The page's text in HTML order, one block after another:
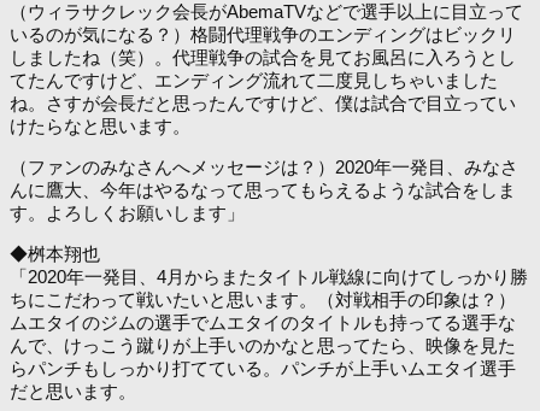
（ウィラサクレック会長がAbemaTVなどで選手以上に目立って
いるのが気になる？）格闘代理戦争のエンディングはビックリ
しましたね（笑）。代理戦争の試合を見てお風呂に入ろうとし
てたんですけど、エンディング流れて二度見しちゃいました
ね。さすが会長だと思ったんですけど、僕は試合で目立ってい
けたらなと思います。
（ファンのみなさんへメッセージは？）2020年一発目、みなさ
んに鷹大、今年はやるなって思ってもらえるような試合をしま
す。よろしくお願いします」
◆桝本翔也
「2020年一発目、4月からまたタイトル戦線に向けてしっかり勝
ちにこだわって戦いたいと思います。（対戦相手の印象は？）
ムエタイのジムの選手でムエタイのタイトルも持ってる選手な
んで、けっこう蹴りが上手いのかなと思ってたら、映像を見た
らパンチもしっかり打てている。パンチが上手いムエタイ選手
だと思います。